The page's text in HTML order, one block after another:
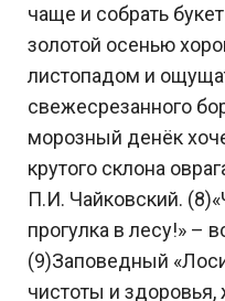
чаще и собрать
золотой осенью
листопадом и
свежесрезанного
морозный денёк
крутого склона
П.И. Чайковский.
прогулка в лесу!» –
(9)Заповедный
чистоты и